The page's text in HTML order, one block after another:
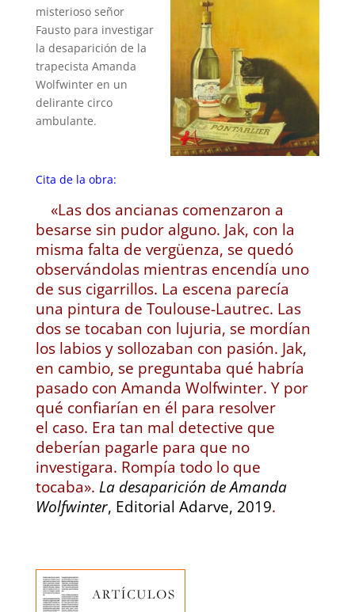
misterioso señor
Fausto para investigar
la desaparición de la
trapecista Amanda
Wolfwinter en un
delirante circo
ambulante.
Cita de la obra:
«Las dos ancianas comenzaron a
besarse sin pudor alguno. Jak, con la
misma falta de vergüenza, se quedó
observándolas mientras encendía uno
de sus cigarrillos. La escena parecía
una pintura de Toulouse-Lautrec. Las
dos se tocaban con lujuria, se mordían
los labios y sollozaban con pasión. Jak,
en cambio, se preguntaba qué habría
pasado con Amanda Wolfwinter. Y por
qué confiarían en él para resolver
el caso. Era tan mal detective que
deberían pagarle para que no
investigara. Rompía todo lo que
tocaba». La desaparición de Amanda
Wolfwinter, Editorial Adarve, 2019.